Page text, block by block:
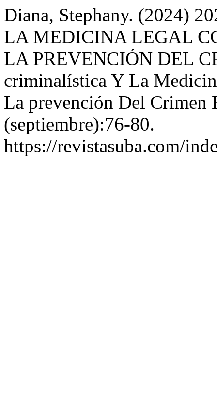
Diana, Stephany. (2024)
LA MEDICINA LEGAL
LA PREVENCIÓN DEL
criminalística Y La
La prevención Del Crimen
(septiembre):76-80.
https://revistasuba.com/